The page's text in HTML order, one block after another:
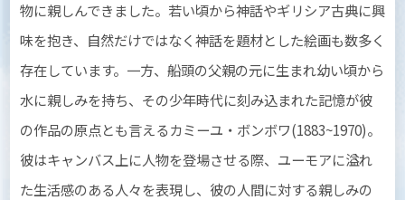
物に親しんできました。若い頃から神話やギリシア古典に興
味を抱き、自然だけではなく神話を題材とした絵画も数多く
存在しています。一方、船頭の父親の元に生まれ幼い頃から
水に親しみを持ち、その少年時代に刻み込まれた記憶が彼
の作品の原点とも言えるカミーユ・ボンボワ(1883~1970)。
彼はキャンバス上に人物を登場させる際、ユーモアに溢れ
た生活感のある人々を表現し、彼の人間に対する親しみの